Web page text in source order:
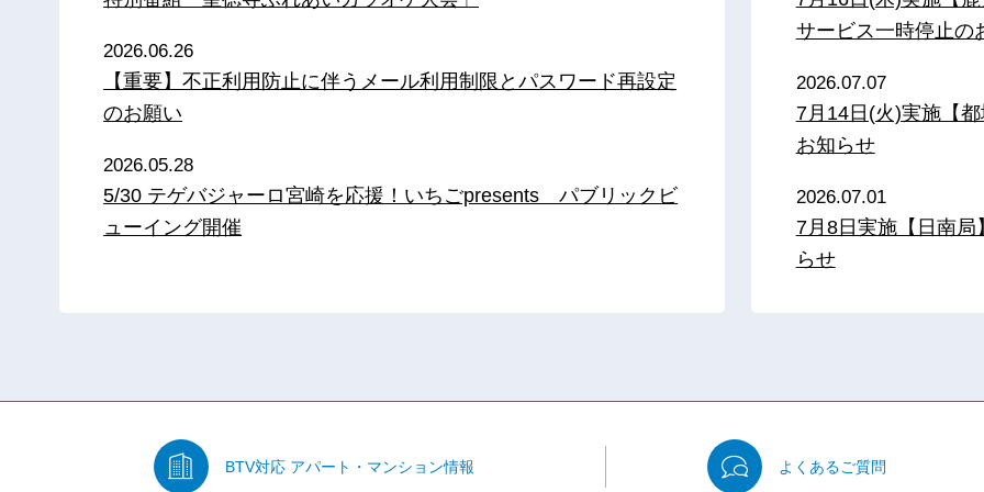
2026.06.26
【重要】不正利用防止に伴うメール利用制限とパスワード再設定
のお願い
2026.05.28
5/30 テゲバジャーロ宮崎を応援！いちごpresents パブリックビ
ューイング開催
サービス一時停止の
2026.07.07
7月14日(火)実施【
お知らせ
2026.07.01
7月8日実施【日南
らせ
BTV対応 アパート・マンション情報 よくあるご質問